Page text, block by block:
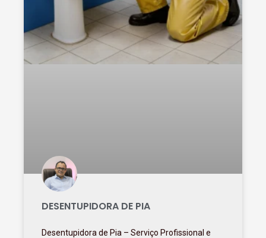
DESENTUPIDORA DE PIA
Desentupidora de Pia – Serviço Profissional e